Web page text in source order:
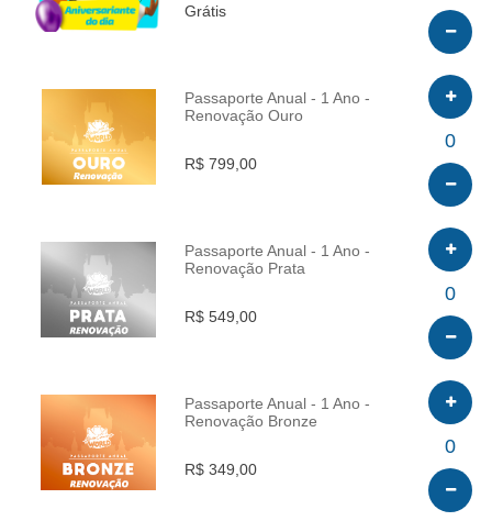
Grátis
INFO
Passaporte Anual - 1 Ano -
Renovação Ouro
R$ 799,00
0
INFO
Passaporte Anual - 1 Ano -
Renovação Prata
R$ 549,00
0
INFO
Passaporte Anual - 1 Ano -
Renovação Bronze
R$ 349,00
0